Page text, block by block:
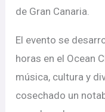
de Gran Canaria.
El evento se
horas en el Ocean
música, cultura y
cosechado un